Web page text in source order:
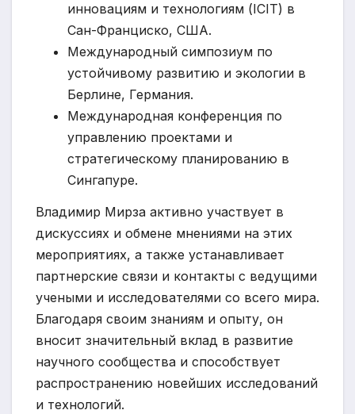
инновациям и технологиям (ICIT) в
Сан-Франциско, США.
Международный симпозиум по
устойчивому развитию и экологии в
Берлине, Германия.
Международная конференция по
управлению проектами и
стратегическому планированию в
Сингапуре.
Владимир Мирза активно участвует в
дискуссиях и обмене мнениями на этих
мероприятиях, а также устанавливает
партнерские связи и контакты с ведущими
учеными и исследователями со всего мира.
Благодаря своим знаниям и опыту, он
вносит значительный вклад в развитие
научного сообщества и способствует
распространению новейших исследований
и технологий.